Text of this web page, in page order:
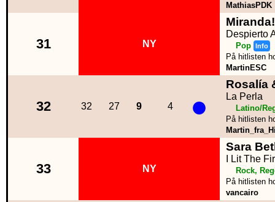
MathiasPDK
31 NY
Miranda!
Despierto
Pop Info
På hitlisten
MartinESC
32 32 27 9 4 ●
Rosalía
La Perla
Latino/
På hitlisten
33 NY
Sara
I Lit The
Rock,
På hitlisten
vancairo